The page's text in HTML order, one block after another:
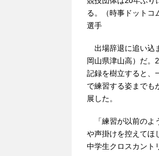
る。（時事ドットコ
選手
出場辞退に追い込
岡山県津山高）だ。
記録を樹立すると、
で練習する姿までも
展した。
「練習が以前のよ
や声掛けを控えてほ
中学生クロスカント